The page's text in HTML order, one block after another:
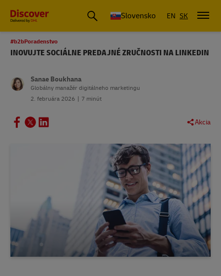
Slovensko EN SK
#b2bPoradenstvo
INOVUJTE SOCIÁLNE PREDAJNÉ ZRUČNOSTI NA LINKEDIN
Sanae Boukhana
Globálny manažér digitálneho marketingu
2. februára 2026
7 minút
Akcia